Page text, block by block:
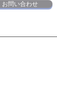
お問い合わせ